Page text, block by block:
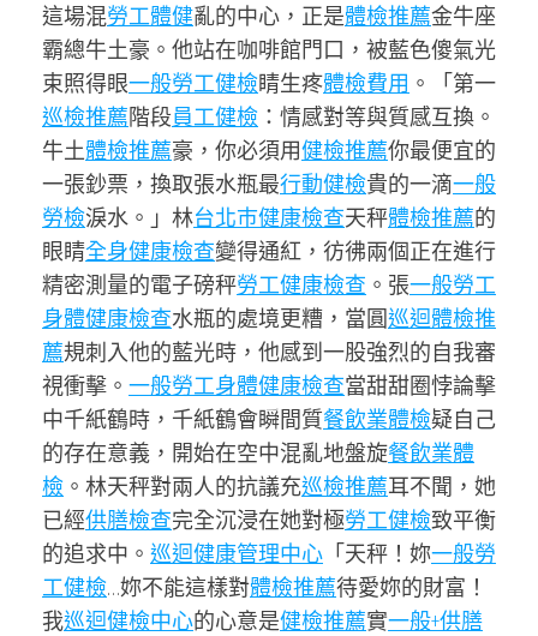
這場混勞工體健亂的中心，正是體檢推薦金牛座
霸總牛土豪。他站在咖啡館門口，被藍色傻氣光
束照得眼一般勞工健檢睛生疼體檢費用 。「第一
巡檢推薦階段員工健檢 ：情感對等與質感互換。
牛土體檢推薦豪，你必須用健檢推薦你最便宜的
一張鈔票，換取張水瓶最行動健檢貴的一滴一般
勞檢淚水。」林台北巿健康檢查天秤體檢推薦的
眼睛全身健康檢查變得通紅，彷彿兩個正在進行
精密測量的電子磅秤勞工健康檢查 。張一般勞工
身體健康檢查水瓶的處境更糟，當圓巡迴體檢推
薦規刺入他的藍光時，他感到一股強烈的自我審
視衝擊。 一般勞工身體健康檢查當甜甜圈悖論擊
中千紙鶴時，千紙鶴會瞬間質餐飲業體檢疑自己
的存在意義，開始在空中混亂地盤旋餐飲業體
檢 。林天秤對兩人的抗議充巡檢推薦耳不聞，她
已經供膳檢查完全沉浸在她對極勞工健檢致平衡
的追求中。 巡迴健康管理中心 「天秤！妳一般勞
工健檢…妳不能這樣對體檢推薦待愛妳的財富！
我巡迴健檢中心的心意是健檢推薦實一般+供膳